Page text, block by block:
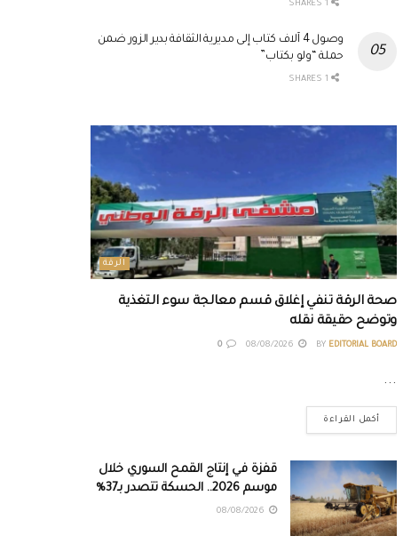
وصول 4 آلاف كتاب إلى مديرية الثقافة بدير الزور ضمن
حملة “ولو بكتاب”
الرقة
صحة الرقة تنفي إغلاق قسم معالجة سوء التغذية
وتوضح حقيقة نقله
BY EDITORIAL BOARD
0
...
أكمل القراءة
قفزة في إنتاج القمح السوري خلال
موسم 2026.. الحسكة تتصدر بـ37%